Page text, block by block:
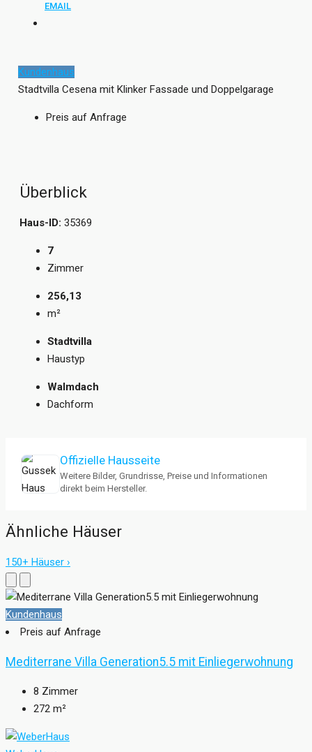
EMAIL
Kundenhaus
Stadtvilla Cesena mit Klinker Fassade und Doppelgarage
Preis auf Anfrage
Überblick
Haus-ID: 35369
7
Zimmer
256,13
m²
Stadtvilla
Haustyp
Walmdach
Dachform
Offizielle Hausseite
Weitere Bilder, Grundrisse, Preise und Informationen
direkt beim Hersteller.
Ähnliche Häuser
150+ Häuser ›
Kundenhaus
Preis auf Anfrage
Mediterrane Villa Generation5.5 mit Einliegerwohnung
8 Zimmer
272 m²